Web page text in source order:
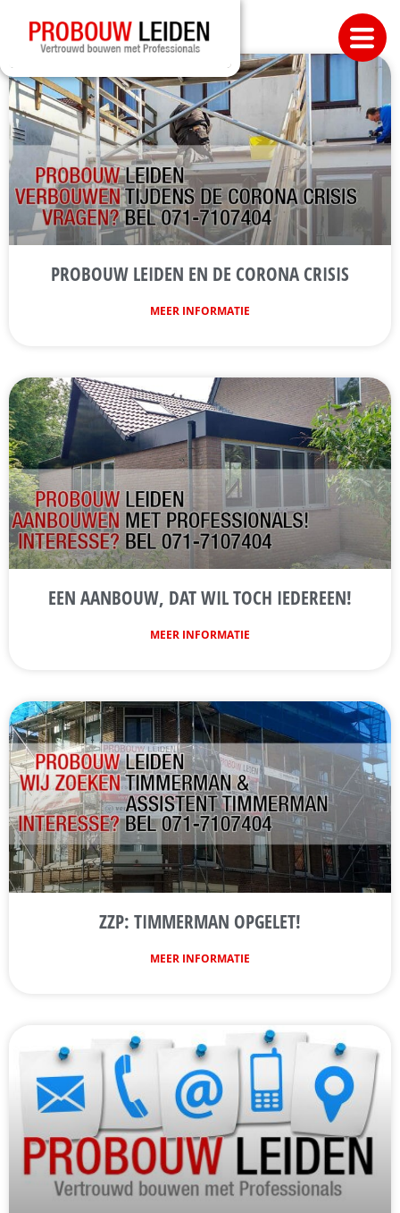
PROBOUW LEIDEN EN DE CORONA CRISIS
MEER INFORMATIE
EEN AANBOUW, DAT WIL TOCH IEDEREEN!
MEER INFORMATIE
ZZP: TIMMERMAN OPGELET!
MEER INFORMATIE